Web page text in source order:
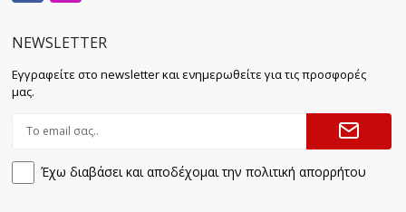
NEWSLETTER
Εγγραφείτε στο newsletter και ενημερωθείτε για τις προσφορές
μας.
Έχω διαβάσει και αποδέχομαι την πολιτική απορρήτου